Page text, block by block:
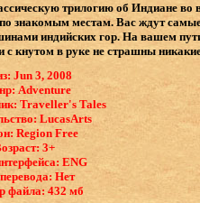
трилогию об Индиане во
знакомым местам. Вас ждут
индийских гор. На вашем
кнутом в руке не страшны
Jun 3, 2008
Adventure
Traveller's Tales
LucasArts
Region Free
3+
​ENG
Нет
файла: 432 мб